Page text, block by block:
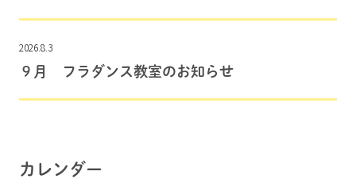
2026.8.3
９月 フラダンス教室のお知らせ
カレンダー